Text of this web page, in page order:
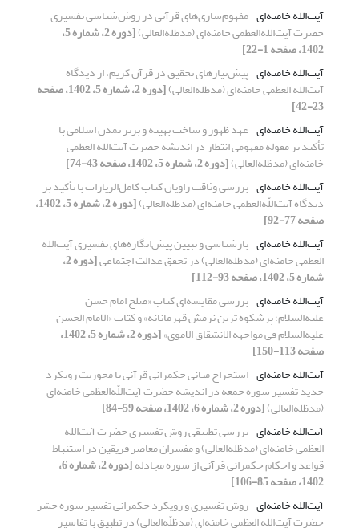
آیت‌الله خامنه‌ای مفهوم‌سازی‌های قرآنی در روش‌شناسی تفسیری
حضرت آیت‌الله‌العظمی خامنه‌ای (مدظله‌العالی) [دوره 2، شماره 5،
1402، صفحه 1-22]
آیت‌الله خامنه‌ای پیش‌نیازهای تحقیق در قرآن کریم، از دیدگاه
آیت‌الله العظمی خامنه‌ای (مدظله‌العالی) [دوره 2، شماره 5، 1402، صفحه
23-42]
آیت‌الله خامنه‌ای عهد ظهور و ساخت بهینه و برتر تمدن اسلامی با
تأکید بر مقوله مفهومی انتظار در اندیشه حضرت آیت‌الله العظمی
خامنه‌ای (مدظله‌العالی)[دوره 2، شماره 5، 1402، صفحه 43-74]
آیت‌الله خامنه‌ای بررسی وثاقت راویان کتاب کامل‌الزیارات با تأکید بر
دیدگاه آیت‌اللّه‌العظمی خامنه‌ای (مدظله‌العالی) [دوره 2، شماره 5، 1402،
صفحه 77-92]
آیت‌الله خامنه‌ای بازشناسی و تبیین پیش‌انگاره‌های تفسیری آیت‌الله
العظمی خامنه‌ای (مدظله‌العالی) در تحقق عدالت اجتماعی [دوره 2،
شماره 5، 1402، صفحه 93-112]
آیت‌الله خامنه‌ای بررسی مقایسه‌ای کتاب «صلح امام حسن
علیه‌السلام؛ پرشکوه ترین نرمش قهرمانانه» و کتاب «الامام الحسن
علیه‌السلام فی مواجهة الانشقاق الاموی» [دوره 2، شماره 5، 1402،
صفحه 113-150]
آیت‌الله خامنه‌ای استخراج مبانی حکمرانی قرآنی با محوریت رویکرد
جدید تفسیر سوره جمعه در اندیشه حضرت آیت‌اللّه‌العظمی خامنه‌ای
(مدظله‌العالی)[دوره 2، شماره 6، 1402، صفحه 59-84]
آیت‌الله خامنه‌ای بررسی تطبیقی روش تفسیری حضرت آیت‌الله
العظمی خامنه‌ای (مدظله‌العالی) و مفسران معاصر فریقین در استنباط
قواعد و احکام حکمرانی قرآنی از سوره مجادله [دوره 2، شماره 6،
1402، صفحه 85-106]
آیت‌الله خامنه‌ای روش تفسیری و رویکرد حکمرانی تفسیر سوره حشر
حضرت آیت‌الله‌ العظمی خامنه‌ای (مدظلّه‌العالی) در تطبیق با تفاسیر